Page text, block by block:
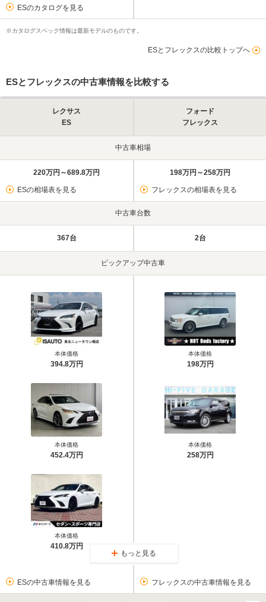
ESのカタログを見る
※カタログスペック情報は最新モデルのものです。
ESとフレックスの比較トップへ
ESとフレックスの中古車情報を比較する
レクサス
ES
フォード
フレックス
中古車相場
220万円～689.8万円
ESの相場表を見る
198万円～258万円
フレックスの相場表を見る
中古車台数
367台 2台
ピックアップ中古車
本体価格
394.8万円
本体価格
452.4万円
本体価格
410.8万円
本体価格
198万円
本体価格
258万円
もっと見る
ESの中古車情報を見る フレックスの中古車情報を見る